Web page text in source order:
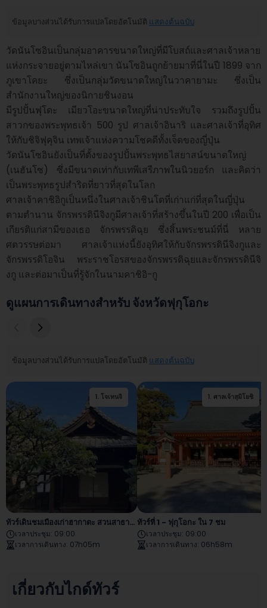
ข้อมูลบางส่วนได้รับการแปลโดยอัตโนมัติ แสดงต้นฉบับ
วัดนันโซอินเป็นกลุ่มอาคารขนาดใหญ่ที่มีโบสถ์และศาลเจ้าหลาย
แห่งกระจายอยู่ตามไหล่เขา นันโซอินถูกย้ายมาที่นี่ในปี 1899 จาก
ภูเขาโคยะ ซึ่งเป็นกลุ่มวัดขนาดใหญ่ในวาคายามะ ซึ่งเป็น
สำนักงานใหญ่ของนิกายชินงอน
มีรูปปั้นฟุโดะ เมียวโอะขนาดใหญ่ที่น่าประทับใจ รวมถึงรูปปั้น
สาวกของพระพุทธเจ้า 500 รูป ศาลเจ้าอินาริ และศาลเจ้าที่อุทิศ
ให้กับชิจิฟุคุจิน เทพเจ้าแห่งความโชคดีทั้งเจ็ดของญี่ปุ่น
วัดนันโซอินยังเป็นที่ตั้งของรูปปั้นพระพุทธไสยาสน์ขนาดใหญ่
(เนฮันโซ) ซึ่งมีขนาดเท่ากับเทพีเสรีภาพในนิวยอร์ก และคิดว่า
เป็นพระพุทธรูปสำริดที่ยาวที่สุดในโลก
ศาลเจ้าคาชิอิกูเป็นหนึ่งในศาลเจ้าชินโตที่เก่าแก่ที่สุดในญี่ปุ่น
ตามตำนาน จักรพรรดินีจิงกูมีศาลเจ้าที่สร้างขึ้นในปี 200 เพื่อเป็น
เกียรติแก่สามีของเธอ จักรพรรดิฉุย ซึ่งสิ้นพระชนม์ที่นี่ หลาย
ศตวรรษต่อมา ศาลเจ้าแห่งนี้ยังอุทิศให้กับจักรพรรดินีจิงกูและ
จักรพรรดิโอจิน พระราชโอรสของจักรพรรดิฉุยและจักรพรรดินีจิ
งกู และต่อมาเป็นที่รู้จักในนามคาชิอิ-กู
ดูแผนการเดินทางสำหรับ จังหวัดฟุกุโอกะ
ข้อมูลบางส่วนได้รับการแปลโดยอัตโนมัติ แสดงต้นฉบับ
1. โจเทนจิ 2. วัดโทโชจิ
ทัวร์เดินชมเมืองเก่าฮากาตะ สวนสาธารณะโอโฮริ และซากปราสาทฟุกุโอกะ
เวลาประชุม: 09:00
เวลาการเดินทาง: 07h05m
1. ศาลเจ้าสุมิโยชิ
ทัวร์ที่ 1 - ฟุกุโอกะ ใน 7 ชม
เวลาประชุม: 09:00
เวลาการเดินทาง: 06h58m
เกี่ยวกับไกด์ทัวร์